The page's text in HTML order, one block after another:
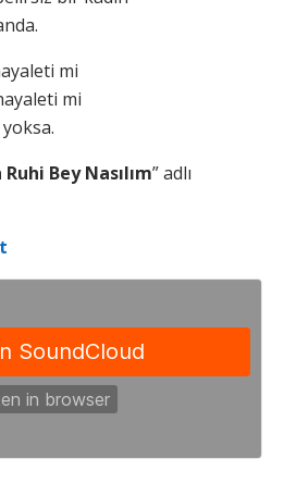
mi
mi
Ruhi Bey Nasılım” adlı